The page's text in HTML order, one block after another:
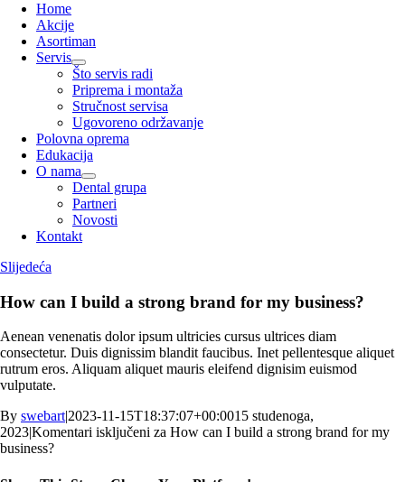
Home
Akcije
Asortiman
Servis
Što servis radi
Priprema i montaža
Stručnost servisa
Ugovoreno održavanje
Polovna oprema
Edukacija
O nama
Dental grupa
Partneri
Novosti
Kontakt
Slijedeća
How can I build a strong brand for my business?
Aenean venenatis dolor ipsum ultricies cursus ultrices diam
consectetur. Duis dignissim blandit faucibus. Inet pellentesque aliquet
rutrum eros. Aliquam aliquet mauris eleifend dignisim euismod
vulputate.
By swebart|2023-11-15T18:37:07+00:0015 studenoga,
2023|Komentari isključeni za How can I build a strong brand for my
business?